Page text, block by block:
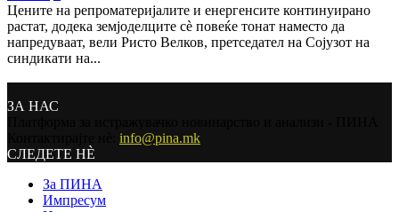
Цените на репроматеријалите и енергенсите континуирано
растат, додека земјоделците сè повеќе тонат наместо да
напредуваат, вели Ристо Велков, претседател на Сојузот на
синдикати на...
ЗА НАС
info@pina.mk
СЛЕДЕТЕ НЀ
За ПИНА
Импресум